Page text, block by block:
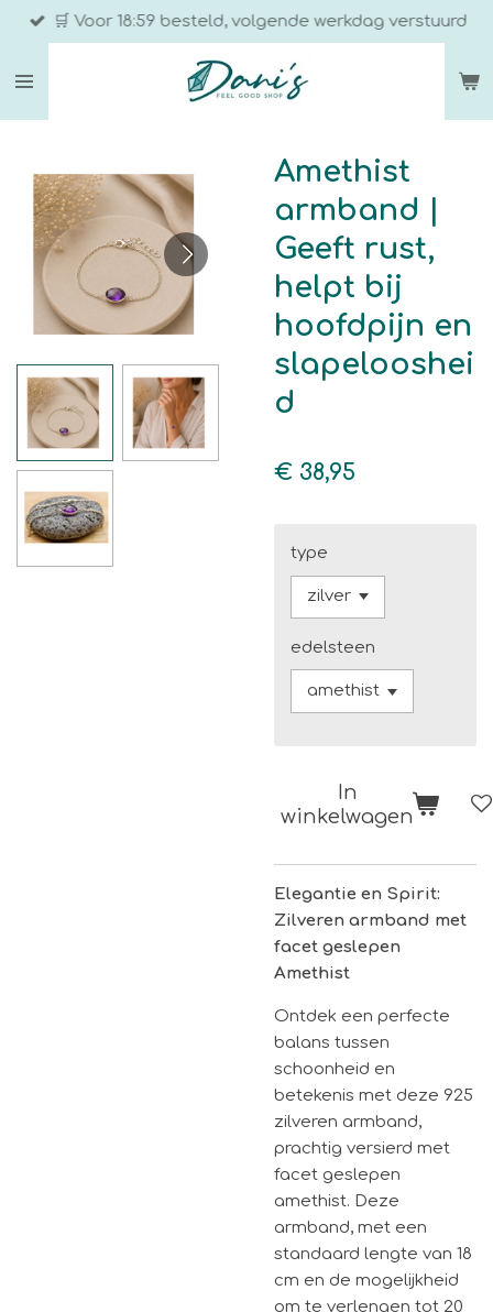
Ga
direct
naar
🛒 Voor 18:59 besteld, volgende werkdag verstuurd
Amethist
armband |
Geeft rust,
helpt bij
hoofdpijn en
slapelooshei
d
€ 38,95
type
edelsteen
In
winkelwagen
Elegantie en Spirit:
Zilveren armband met
facet geslepen
Amethist
Ontdek een perfecte
balans tussen
schoonheid en
betekenis met deze 925
zilveren armband,
prachtig versierd met
facet geslepen
amethist. Deze
armband, met een
standaard lengte van 18
cm en de mogelijkheid
om te verlengen tot 20